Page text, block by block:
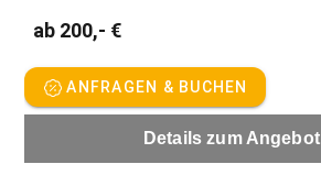
ab 200,- €
ANFRAGEN & BUCHEN
Details zum Angebot